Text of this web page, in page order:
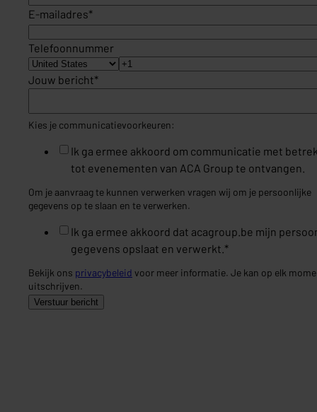
E-mailadres*
Telefoonnummer
Jouw bericht*
Kies je communicatievoorkeuren:
Ik ga ermee akkoord om communicatie met
tot evenementen van ACA Group te ontvangen.
Om je aanvraag te kunnen verwerken vragen wij om je persoonlijke
gegevens op te slaan en te verwerken.
Ik ga ermee akkoord dat acagroup.be mijn
gegevens opslaat en verwerkt. *
Bekijk ons privacybeleid voor meer informatie. Je kan op elk
uitschrijven.